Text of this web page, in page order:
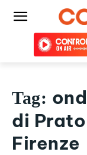
Tag:
di
Firenze